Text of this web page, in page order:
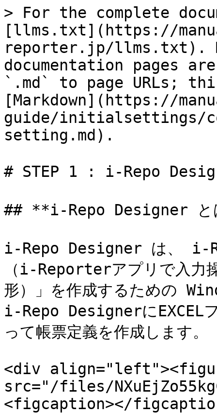
> For the complete
[llms.txt](https://
reporter.jp/llms.txt).
documentation pages
`.md` to page URLs;
[Markdown](https://
guide/initialsettings/
setting.md).
# STEP 1 : i-Repo
## **i-Repo Designer と
i-Repo Designer は、 i-
（i-Reporterアプリで入力
形）」を作成するための
i-Repo DesignerにEXCEL
って帳票定義を作成します。
<div
src="/files/
<figcaption></